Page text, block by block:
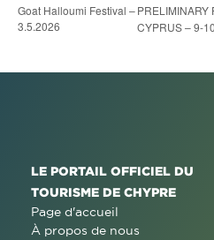
Goat Halloumi Festival –
3.5.2026
PRELIMINARY
CYPRUS – 9-
LE PORTAIL OFFICIEL DU
TOURISME DE CHYPRE
Page d'accueil
À propos de nous